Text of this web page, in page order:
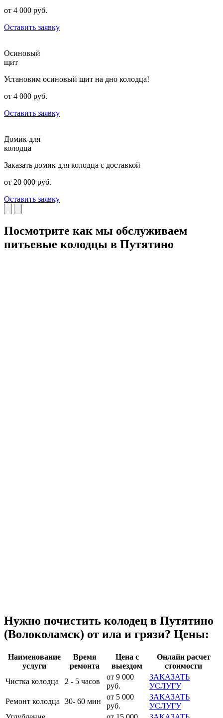
от 4 000 руб.
Оставить заявку
Осиновый
щит
Установим осиновый щит на дно колодца!
от 4 000 руб.
Оставить заявку
Домик для
колодца
Заказать домик для колодца с доставкой
от 20 000 руб.
Оставить заявку
Посмотрите как мы обслуживаем
питьевые колодцы в Путятино
Нужно почистить колодец в Путятино
(Волоколамск) от ила и грязи? Цены:
Наименование
услуги
Время
ремонта
Цена с
выездом
Онлайн расчет
стоимости
Чистка колодца
2 - 5 часов
от 9 000
руб.
ЗАКАЗАТЬ
УСЛУГУ
Ремонт колодца
30- 60 мин
от 5 000
руб.
ЗАКАЗАТЬ
УСЛУГУ